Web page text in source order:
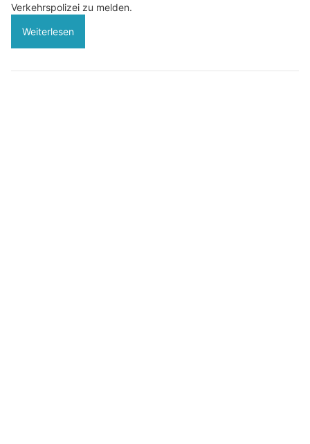
Verkehrspolizei zu melden.
Weiterlesen